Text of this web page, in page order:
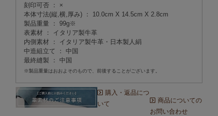
刻印可否 ： ×
本体寸法(縦,横,厚み) ： 10.0cm X 14.5cm X 2.8cm
製品重量 ： 99g※
表素材 ： イタリア製牛革
内側素材 ： イタリア製牛革・日本製人絹
中造組立て ： 中国
最終縫製 ： 中国
※製品重量はおおよそのもので、前後することがございます。
購入・返品につ
いて
商品についての
お問い合わせ